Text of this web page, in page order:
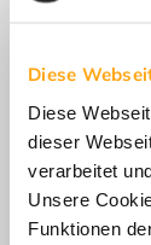
Diese
Diese
dieser
verarbeitet
Unsere
Funktionen